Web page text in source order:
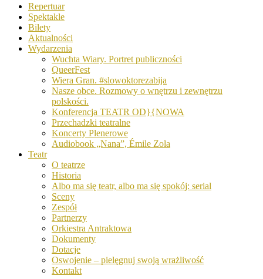
Repertuar
Spektakle
Bilety
Aktualności
Wydarzenia
Wuchta Wiary. Portret publiczności
QueerFest
Wiera Gran. #slowoktorezabija
Nasze obce. Rozmowy o wnętrzu i zewnętrzu
polskości.
Konferencja TEATR OD}{NOWA
Przechadzki teatralne
Koncerty Plenerowe
Audiobook „Nana”, Émile Zola
Teatr
O teatrze
Historia
Albo ma się teatr, albo ma się spokój: serial
Sceny
Zespół
Partnerzy
Orkiestra Antraktowa
Dokumenty
Dotacje
Oswojenie – pielęgnuj swoją wrażliwość
Kontakt